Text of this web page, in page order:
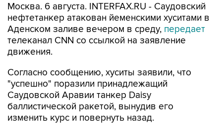
Москва. 6 августа. INTERFAX.RU - Саудовский
нефтетанкер атакован йеменскими хуситами в
Аденском заливе вечером в среду, передает
телеканал CNN со ссылкой на заявление
движения.
Согласно сообщению, хуситы заявили, что
"успешно" поразили принадлежащий
Саудовской Аравии танкер Daisy
баллистической ракетой, вынудив его
изменить курс и повернуть назад.